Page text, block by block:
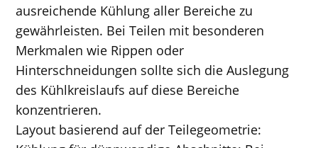
ausreichende Kühlung aller Bereiche zu
gewährleisten. Bei Teilen mit besonderen
Merkmalen wie Rippen oder
Hinterschneidungen sollte sich die Auslegung
des Kühlkreislaufs auf diese Bereiche
konzentrieren.
Layout basierend auf der Teilegeometrie: